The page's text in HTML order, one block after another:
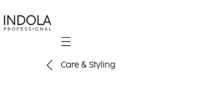
Mobile navigation
Care & Styling